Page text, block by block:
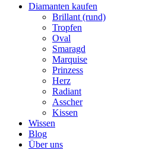
Diamanten kaufen
Brillant (rund)
Tropfen
Oval
Smaragd
Marquise
Prinzess
Herz
Radiant
Asscher
Kissen
Wissen
Blog
Über uns